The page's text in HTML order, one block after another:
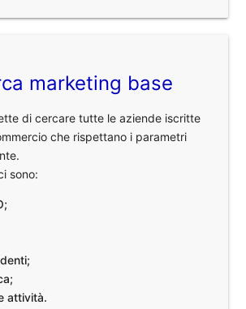
marketing base
di cercare tutte le aziende iscritte
che rispettano i parametri
sono:
attività.